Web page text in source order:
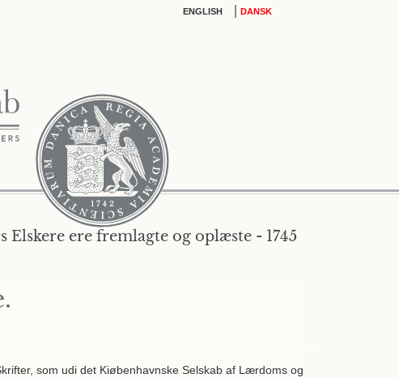
ENGLISH DANSK
ere fremlagte og oplæste - 1745
som udi det Kiøbenhavnske Selskab af Lærdoms og